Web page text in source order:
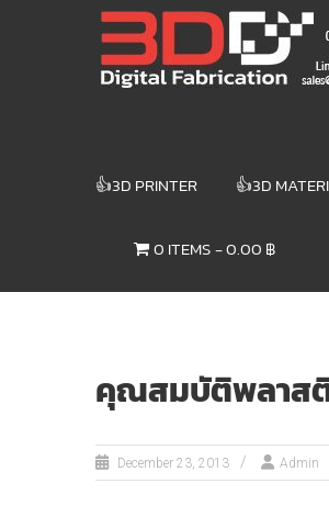
3DD DIGITAL
FABRICATION
3D Printer |
👍3D PRINTER 👍3D
0 ITEMS 0.00 ฿
คุณสมบัติพลาส
December 23, 2013 Admin